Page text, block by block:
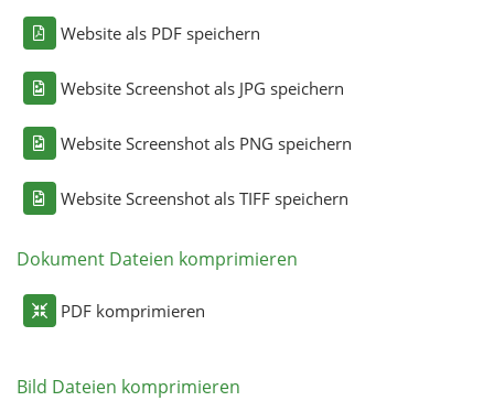
Website als PDF speichern
Website Screenshot als JPG speichern
Website Screenshot als PNG speichern
Website Screenshot als TIFF speichern
Dokument Dateien komprimieren
PDF komprimieren
Bild Dateien komprimieren